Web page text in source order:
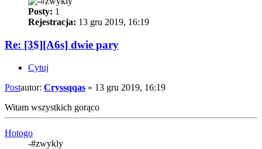
Posty: 1
Rejestracja: 13 gru 2019, 16:19
Re: [3$][A6s] dwie pary
Cytuj
Postautor: Cryssqqas » 13 gru 2019, 16:19
Witam wszystkich gorąco
Hotogo
-#zwykly